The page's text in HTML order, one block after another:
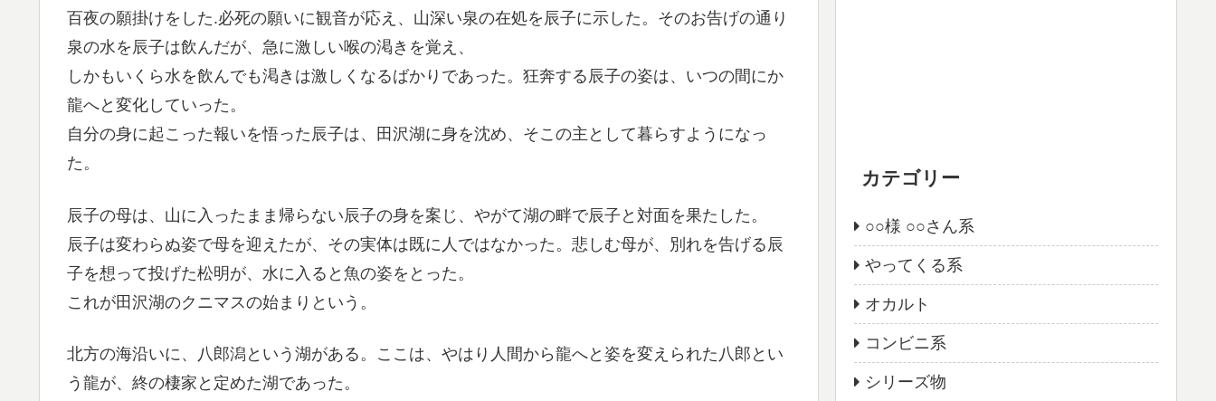
百夜の願掛けをした.必死の願いに観音が応え、山深い泉の在処を辰子に示した。そのお告げの通り
泉の水を辰子は飲んだが、急に激しい喉の渇きを覚え、
しかもいくら水を飲んでも渇きは激しくなるばかりであった。狂奔する辰子の姿は、いつの間にか
龍へと変化していった。
自分の身に起こった報いを悟った辰子は、田沢湖に身を沈め、そこの主として暮らすようになっ
た。
辰子の母は、山に入ったまま帰らない辰子の身を案じ、やがて湖の畔で辰子と対面を果たした。
辰子は変わらぬ姿で母を迎えたが、その実体は既に人ではなかった。悲しむ母が、別れを告げる辰
子を想って投げた松明が、水に入ると魚の姿をとった。
これが田沢湖のクニマスの始まりという。
北方の海沿いに、八郎潟という湖がある。ここは、やはり人間から龍へと姿を変えられた八郎とい
う龍が、終の棲家と定めた湖であった。
カテゴリー
○○様 ○○さん系
やってくる系
オカルト
コンビニ系
シリーズ物